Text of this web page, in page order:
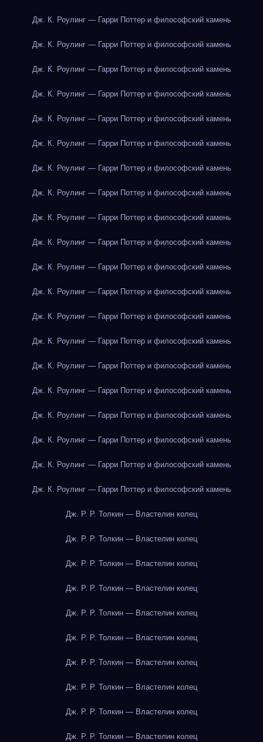
Дж. К. Роулинг — Гарри Поттер и философский камень
Дж. К. Роулинг — Гарри Поттер и философский камень
Дж. К. Роулинг — Гарри Поттер и философский камень
Дж. К. Роулинг — Гарри Поттер и философский камень
Дж. К. Роулинг — Гарри Поттер и философский камень
Дж. К. Роулинг — Гарри Поттер и философский камень
Дж. К. Роулинг — Гарри Поттер и философский камень
Дж. К. Роулинг — Гарри Поттер и философский камень
Дж. К. Роулинг — Гарри Поттер и философский камень
Дж. К. Роулинг — Гарри Поттер и философский камень
Дж. К. Роулинг — Гарри Поттер и философский камень
Дж. К. Роулинг — Гарри Поттер и философский камень
Дж. К. Роулинг — Гарри Поттер и философский камень
Дж. К. Роулинг — Гарри Поттер и философский камень
Дж. К. Роулинг — Гарри Поттер и философский камень
Дж. К. Роулинг — Гарри Поттер и философский камень
Дж. К. Роулинг — Гарри Поттер и философский камень
Дж. К. Роулинг — Гарри Поттер и философский камень
Дж. К. Роулинг — Гарри Поттер и философский камень
Дж. К. Роулинг — Гарри Поттер и философский камень
Дж. Р. Р. Толкин — Властелин колец
Дж. Р. Р. Толкин — Властелин колец
Дж. Р. Р. Толкин — Властелин колец
Дж. Р. Р. Толкин — Властелин колец
Дж. Р. Р. Толкин — Властелин колец
Дж. Р. Р. Толкин — Властелин колец
Дж. Р. Р. Толкин — Властелин колец
Дж. Р. Р. Толкин — Властелин колец
Дж. Р. Р. Толкин — Властелин колец
Дж. Р. Р. Толкин — Властелин колец